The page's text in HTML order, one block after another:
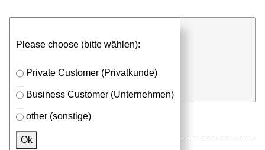
Please choose (bitte wählen):
Private Customer (Privatkunde)
Business Customer (Unternehmen)
other (sonstige)
Ok
⮮